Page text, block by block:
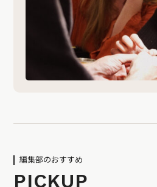
編集部のおすすめ
PICKUP